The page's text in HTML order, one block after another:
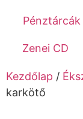
Pénztárcák
Zenei CD
Kezdőlap /
karkötő